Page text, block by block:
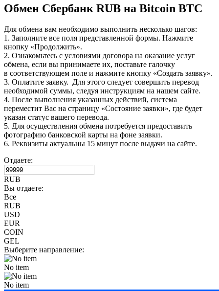
Обмен Сбербанк RUB на Bitcoin BTC
Для обмена вам необходимо выполнить несколько шагов:
1. Заполните все поля представленной формы. Нажмите
кнопку «Продолжить».
2. Ознакомьтесь с условиями договора на оказание услуг
обмена, если вы принимаете их, поставьте галочку
в соответствующем поле и нажмите кнопку «Создать заявку».
3. Оплатите заявку. Для этого следует совершить перевод
необходимой суммы, следуя инструкциям на нашем сайте.
4. После выполнения указанных действий, система
переместит Вас на страницу «Состояние заявки», где будет
указан статус вашего перевода.
5. Для осуществления обмена потребуется предоставить
фотографию банковской карты на фоне заявки.
6. Реквизиты актуальны 15 минут после выдачи на сайте.
Отдаете:
RUB
Вы отдаете:
Все
RUB
USD
EUR
COIN
GEL
Выберите направление:
No item
No item